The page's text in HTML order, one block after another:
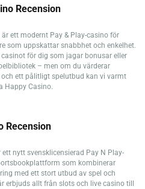
Recension
ett modernt Pay & Play-casino för
som uppskattar snabbhet och enkelhet.
casinot för dig som jagar bonusar eller
– men om du värderar
ett pålitligt spelutbud kan vi varmt
Happy Casino.
Recension
ett nytt svensklicensierad Pay N Play-
som kombinerar
med ett stort utbud av spel och
erbjuds allt från slots och live casino till